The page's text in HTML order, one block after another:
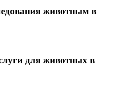
животным в
для животных в